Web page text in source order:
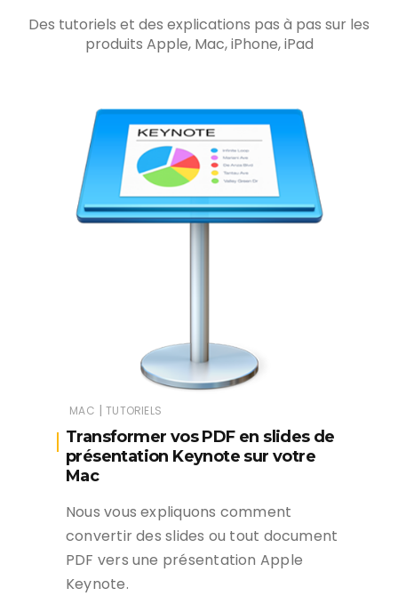
Des tutoriels et des explications pas à pas sur les
produits Apple, Mac, iPhone, iPad
MAC | TUTORIELS
Transformer vos PDF en slides de
présentation Keynote sur votre
Mac
Nous vous expliquons comment
convertir des slides ou tout document
PDF vers une présentation Apple
Keynote.